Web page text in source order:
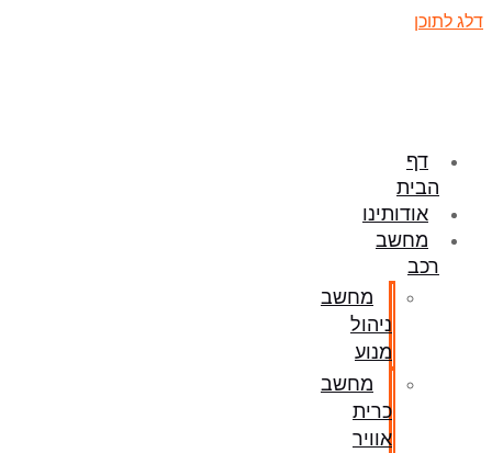
דלג לתוכן
דף
הבית
אודותינו
מחשב
רכב
מחשב
ניהול
מנוע
מחשב
כרית
אוויר